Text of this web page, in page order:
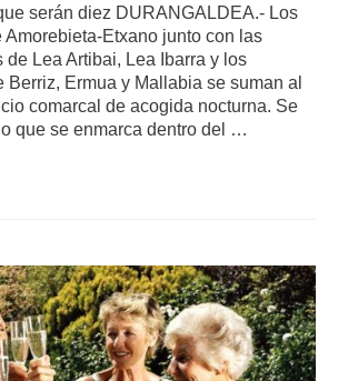
serán diez DURANGALDEA.- Los
Amorebieta-Etxano junto con las
de Lea Artibai, Lea Ibarra y los
Berriz, Ermua y Mallabia se suman al
comarcal de acogida nocturna. Se
que se enmarca dentro del …